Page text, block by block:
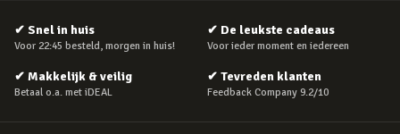
✔ Snel in huis
Voor 22:45 besteld, morgen in huis!
✔ De leukste cadeaus
Voor ieder moment en iedereen
✔ Makkelijk & veilig
Betaal o.a. met iDEAL
✔ Tevreden klanten
Feedback Company 9.2/10